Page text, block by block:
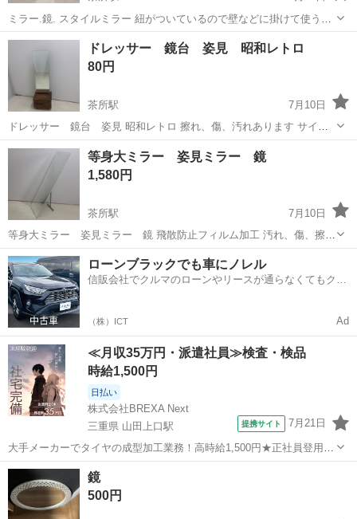
ミラー.鏡. スタイルミラー 紐がついているので壁などに掛けて使う事
も出来ます。 サイズ 約：幅33㎝ 高さ94㎝ ミラーに落ちない汚れ
あります。 傷、擦れ、汚れあります お引き取り出来る方...
岐阜 岐阜市 茶所駅 ミラー/鏡 ミラー
ドレッサー 鏡台 姿見 昭和レトロ
80円
茶所駅
7月10日
ドレッサー 鏡台 姿見 昭和レトロ 擦れ、傷、汚れあります サイズ
約：幅40㎝ 奥行き30㎝ 高さ125㎝ お引き取り出来る方 現金での
お支払いのみとさせて頂きます。 先に日時を決定...
岐阜 岐阜市 茶所駅 ミラー/鏡
等身大ミラー 姿見ミラー 鏡
1,580円
茶所駅
7月10日
等身大ミラー 姿見ミラー 鏡 飛散防止フィルム加工 汚れ、傷、擦れ
あります サイズ約：高さ157㎝ お引き取り出来る方 現金でのお支払い
のみとさせて頂きます。 先に日時を決定した方を優先させて頂きま
す。 ...
岐阜 岐阜市 茶所駅 ミラー/鏡
ローンブラックでも車にノレル
信販会社でクルマのローンやリースが通らなくてもクル
（株）ICT Ad
≪月収35万円・派遣社員≫検査・検品
時給1,500円
日払い
株式会社BREXA Next
三重県 山田上口駅
提携サイト 7月21日
大手メーカーでタイヤの成型加工業務！高時給1,500円★正社員登用制
度あり！ワンルーム寮完備！マイカー通勤OK！無料駐車場あり！《三
重県伊勢市》 人気の工場のお仕事 ◇タイヤの製造◇ トラック・バ
ス・RV車用を中心とした...
三重 伊勢市
鏡
500円